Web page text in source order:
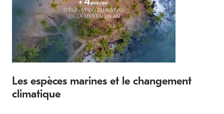
Les espèces marines et le changement
climatique